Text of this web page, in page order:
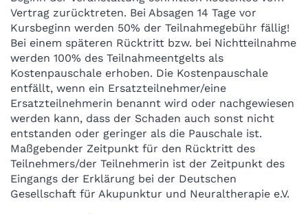
Vertrag zurücktreten. Bei Absagen 14 Tage vor
Kursbeginn werden 50% der Teilnahmegebühr fällig!
Bei einem späteren Rücktritt bzw. bei Nichtteilnahme
werden 100% des Teilnahmeentgelts als
Kostenpauschale erhoben. Die Kostenpauschale
entfällt, wenn ein Ersatzteilnehmer/eine
Ersatzteilnehmerin benannt wird oder nachgewiesen
werden kann, dass der Schaden auch sonst nicht
entstanden oder geringer als die Pauschale ist.
Maßgebender Zeitpunkt für den Rücktritt des
Teilnehmers/der Teilnehmerin ist der Zeitpunkt des
Eingangs der Erklärung bei der Deutschen
Gesellschaft für Akupunktur und Neuraltherapie e.V.